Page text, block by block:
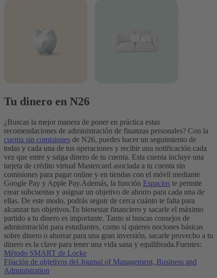
Tu dinero en N26
¿Buscas la mejor manera de poner en práctica estas
recomendaciones de administración de finanzas personales? Con la
cuenta sin comisiones de N26, puedes hacer un seguimiento de
todas y cada una de tus operaciones y recibir una notificación cada
vez que entre y salga dinero de tu cuenta. Esta cuenta incluye una
tarjeta de crédito virtual Mastercard asociada a tu cuenta sin
comisiones para pagar online y en tiendas con el móvil mediante
Google Pay y Apple Pay.Además, la función Espacios te permite
crear subcuentas y asignar un objetivo de ahorro para cada una de
ellas. De este modo, podrás seguir de cerca cuánto te falta para
alcanzar tus objetivos.Tu bienestar financiero y sacarle el máximo
partido a tu dinero es importante. Tanto si buscas consejos de
administración para estudiantes, como si quieres nociones básicas
sobre dinero o ahorrar para una gran inversión, sacarle provecho a tu
dinero es la clave para tener una vida sana y equilibrada.Fuentes:
Método SMART de Locke
Fijación de objetivos del Journal of Management, Business and
Administration